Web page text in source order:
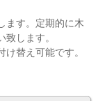
ます。定期的に木
します。
替え可能です。